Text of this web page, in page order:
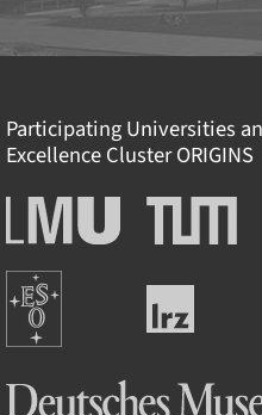
Participating Universities
Excellence ClusterORIGINS
Ludwig-
Maximilians-
München
Technische
Universität
Europäische
Südsternwarte
Leibniz-
Rechenzentrum